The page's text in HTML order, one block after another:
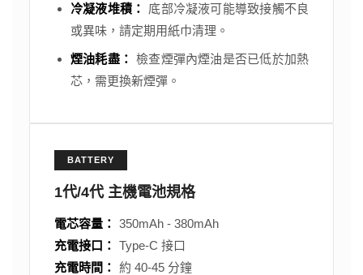
冷凝液堆積：
底部冷凝液可能導致接觸不良
或異味，請定期用紙巾清理。
煙油耗盡： 檢查煙彈內煙油是否已低於加熱
芯，需更換新煙彈。
BATTERY
1代/4代 主機電池規格
電芯容量： 350mAh - 380mAh
充電接口： Type-C 接口
充電時間： 約 40-45 分鐘